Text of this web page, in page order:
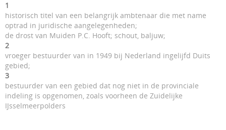
1
historisch titel van een belangrijk ambtenaar die met name
optrad in juridische aangelegenheden;
de drost van Muiden P.C. Hooft; schout, baljuw;
2
vroeger bestuurder van in 1949 bij Nederland ingelijfd Duits
gebied;
3
bestuurder van een gebied dat nog niet in de provinciale
indeling is opgenomen, zoals voorheen de Zuidelijke
IJsselmeerpolders